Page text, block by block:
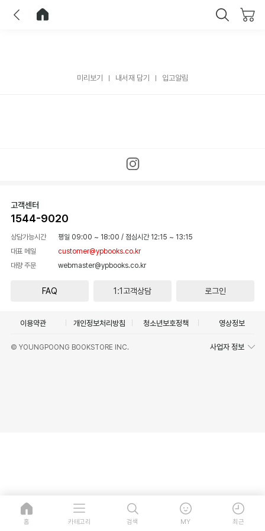
미리보기 내서재 담기 입고알림
고객센터
1544-9020
상담가능시간 평일 09:00 ~ 18:00 / 점심시간 12:15 ~ 13:15
대표 메일
customer@ypbooks.co.kr
대량 주문
webmaster@ypbooks.co.kr
FAQ 1:1고객상담 로그인
이용약관 개인정보처리방침 청소년보호정책 영상정보
© YOUNGPOONG BOOKSTORE INC. 사업자 정보
홈 카테고리 검색 MY 최근